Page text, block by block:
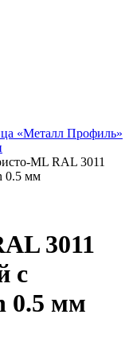
«Металл Профиль»
ML RAL 3011
0.5 мм
3011
с
0.5 мм